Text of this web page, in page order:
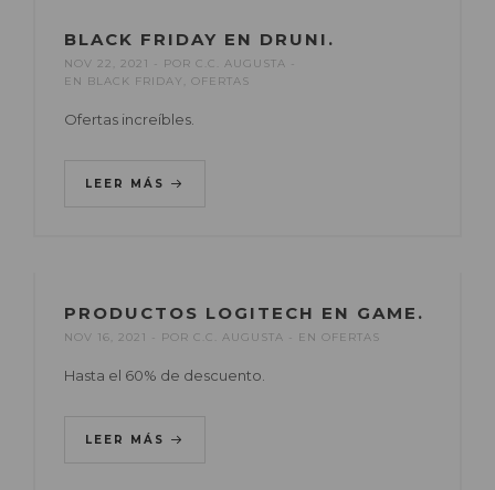
BLACK FRIDAY EN DRUNI.
NOV 22, 2021 POR C.C. AUGUSTA
EN BLACK FRIDAY OFERTAS
Ofertas increíbles.
LEER MÁS
PRODUCTOS LOGITECH EN GAME.
NOV 16, 2021 POR C.C. AUGUSTA EN OFERTAS
Hasta el 60% de descuento.
LEER MÁS